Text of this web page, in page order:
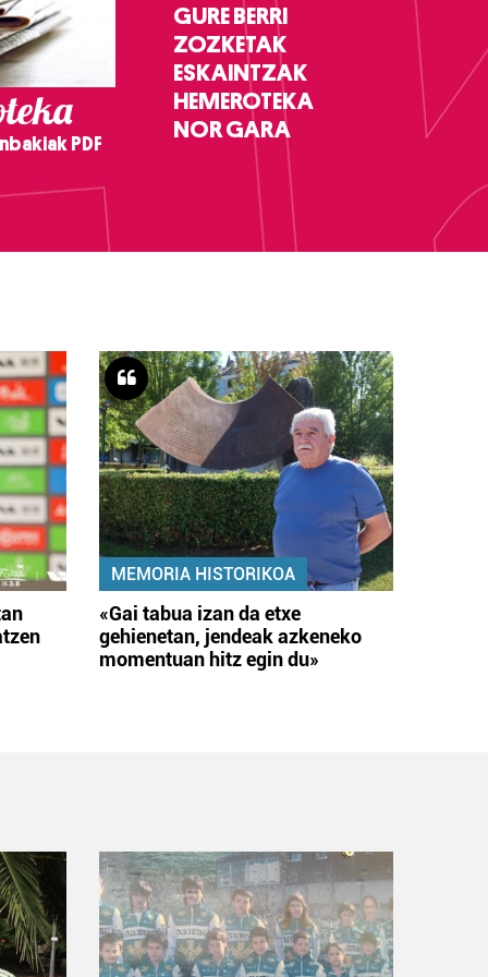
PDF
GURE BERRI
ZOZKETAK
ESKAINTZAK
HEMEROTEKA
NOR GARA
MEMORIA HISTORIKOA
«Gai tabua izan da etxe
gehienetan, jendeak azkeneko
momentuan hitz egin du»